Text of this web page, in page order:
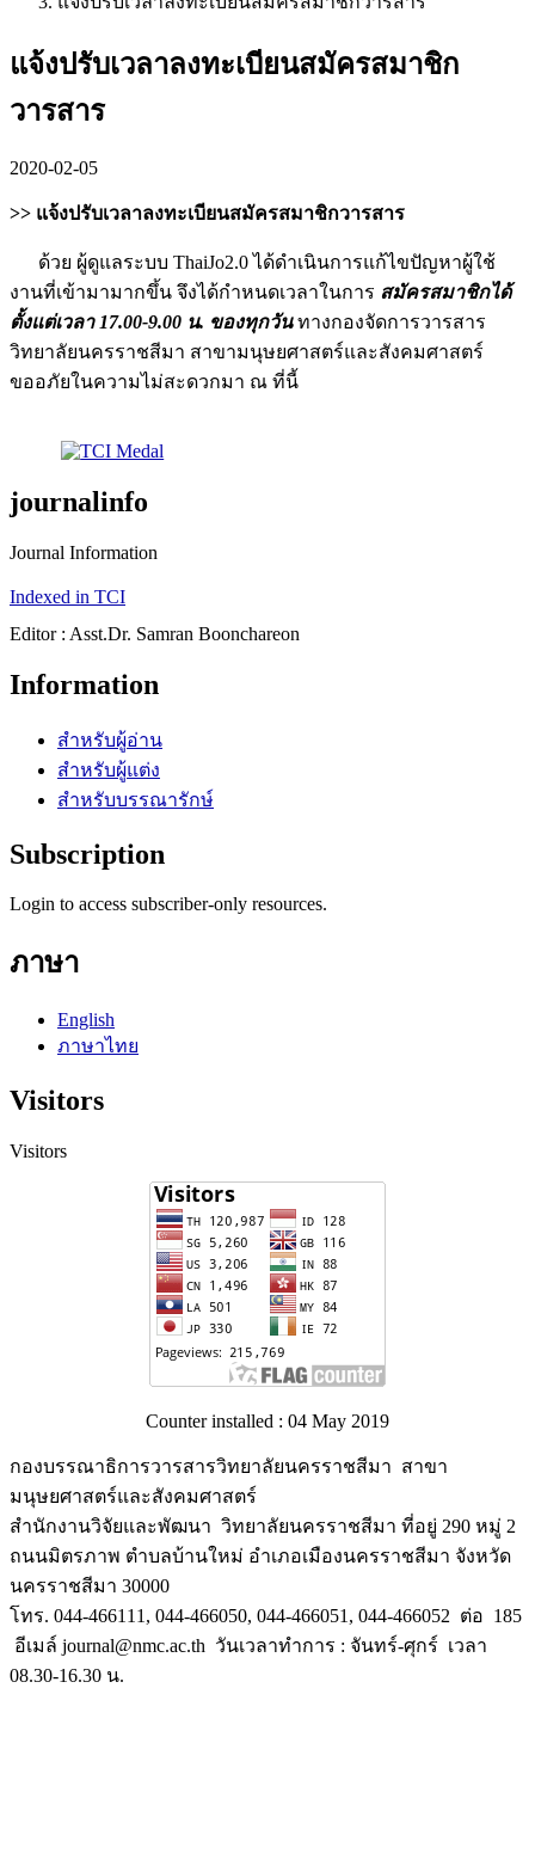
แจ้งปรับเวลาลงทะเบียนสมัครสมาชิก
วารสาร
2020-02-05
>> แจ้งปรับเวลาลงทะเบียนสมัครสมาชิกวารสาร
ด้วย ผู้ดูแลระบบ ThaiJo2.0 ได้ดำเนินการแก้ไขปัญหาผู้ใช้
งานที่เข้ามามากขึ้น จึงได้กำหนดเวลาในการ สมัครสมาชิกได้
ตั้งแต่เวลา 17.00-9.00 น. ของทุกวันทางกองจัดการวารสาร
วิทยาลัยนครราชสีมา สาขามนุษยศาสตร์และสังคมศาสตร์
ขออภัยในความไม่สะดวกมา ณ ที่นี้
journalinfo
Journal Information
Indexed in TCI
Editor : Asst.Dr. Samran Boonchareon
Information
สำหรับผู้อ่าน
สำหรับผู้แต่ง
สำหรับบรรณารักษ์
Subscription
Login to access subscriber-only resources.
ภาษา
English
ภาษาไทย
Visitors
Visitors
Counter installed : 04 May 2019
กองบรรณาธิการวารสารวิทยาลัยนครราชสีมา สาขา
มนุษยศาสตร์และสังคมศาสตร์
สำนักงานวิจัยและพัฒนา วิทยาลัยนครราชสีมา ที่อยู่ 290 หมู่ 2
ถนนมิตรภาพ ตำบลบ้านใหม่ อำเภอเมืองนครราชสีมา จังหวัด
นครราชสีมา 30000
โทร. 044-466111, 044-466050, 044-466051, 044-466052 ต่อ 185
อีเมล์ journal@nmc.ac.th วันเวลาทำการ : จันทร์-ศุกร์ เวลา
08.30-16.30 น.